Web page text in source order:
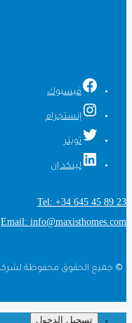
فيسبوك
إنستجرام
تويتر
لينكد إن
Tel: +34 645 45 89 23
Email: info@maxisthomes.com
تسجيل الدخول